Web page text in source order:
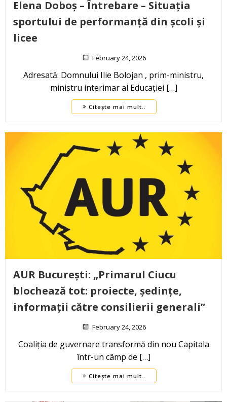
Elena Doboș – Întrebare – Situația
sportului de performanță din școli și
licee
February 24, 2026
Adresată: Domnului Ilie Bolojan , prim-ministru,
ministru interimar al Educației […]
Citește mai mult..
AUR București: „Primarul Ciucu
blochează tot: proiecte, ședințe,
informații către consilierii generali”
February 24, 2026
Coaliția de guvernare transformă din nou Capitala
într-un câmp de […]
Citește mai mult..